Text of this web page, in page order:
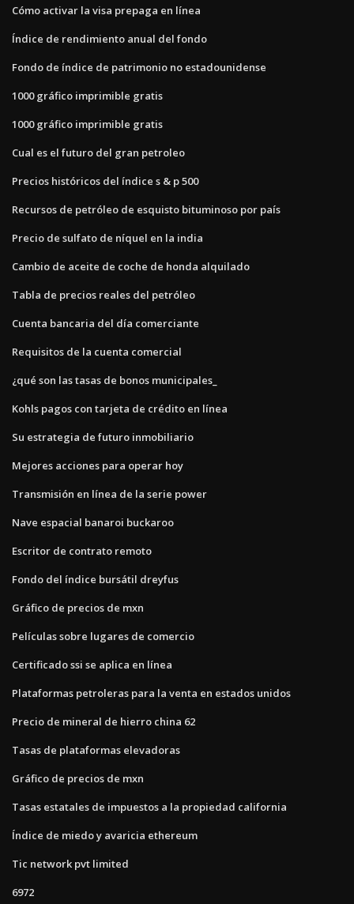
Cómo activar la visa prepaga en línea
Índice de rendimiento anual del fondo
Fondo de índice de patrimonio no estadounidense
1000 gráfico imprimible gratis
1000 gráfico imprimible gratis
Cual es el futuro del gran petroleo
Precios históricos del índice s & p 500
Recursos de petróleo de esquisto bituminoso por país
Precio de sulfato de níquel en la india
Cambio de aceite de coche de honda alquilado
Tabla de precios reales del petróleo
Cuenta bancaria del día comerciante
Requisitos de la cuenta comercial
¿qué son las tasas de bonos municipales_
Kohls pagos con tarjeta de crédito en línea
Su estrategia de futuro inmobiliario
Mejores acciones para operar hoy
Transmisión en línea de la serie power
Nave espacial banaroi buckaroo
Escritor de contrato remoto
Fondo del índice bursátil dreyfus
Gráfico de precios de mxn
Películas sobre lugares de comercio
Certificado ssi se aplica en línea
Plataformas petroleras para la venta en estados unidos
Precio de mineral de hierro china 62
Tasas de plataformas elevadoras
Gráfico de precios de mxn
Tasas estatales de impuestos a la propiedad california
Índice de miedo y avaricia ethereum
Tic network pvt limited
6972